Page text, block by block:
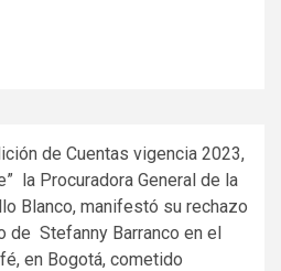
de Cuentas vigencia 2023,
la Procuradora General de la
Blanco, manifestó su rechazo
de Stefanny Barranco en el
en Bogotá, cometido